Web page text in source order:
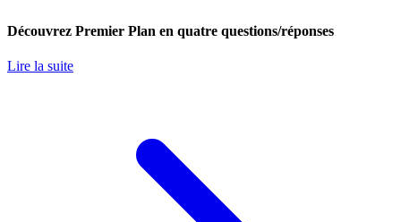
Découvrez Premier Plan en quatre questions/réponses
Lire la suite